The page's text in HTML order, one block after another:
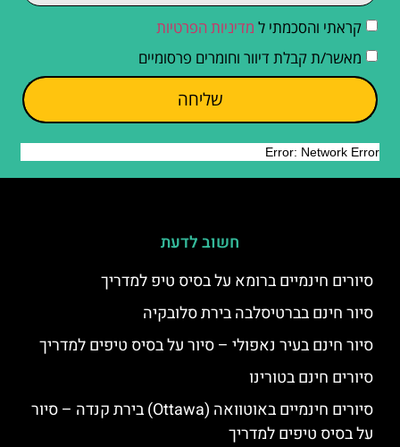
קראתי והסכמתי ל מדיניות הפרטיות
מאשר/ת קבלת דיוור וחומרים פרסומיים
שליחה
חשוב לדעת
סיורים חינמיים ברומא על בסיס טיפ למדריך
סיור חינם בברטיסלבה בירת סלובקיה
סיור חינם בעיר נאפולי – סיור על בסיס טיפים למדריך
סיורים חינם בטורינו
סיורים חינמיים באוטוואה (Ottawa) בירת קנדה – סיור
על בסיס טיפים למדריך